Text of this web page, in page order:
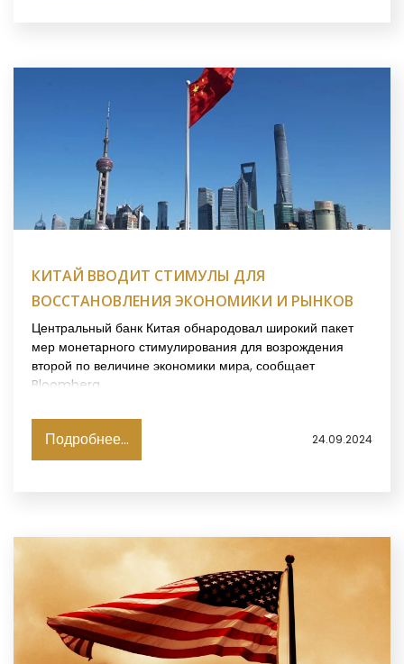
КИТАЙ ВВОДИТ СТИМУЛЫ ДЛЯ
ВОССТАНОВЛЕНИЯ ЭКОНОМИКИ И РЫНКОВ
Центральный банк Китая обнародовал широкий пакет
мер монетарного стимулирования для возрождения
второй по величине экономики мира, сообщает
Bloomberg.
Подробнее... 24.09.2024